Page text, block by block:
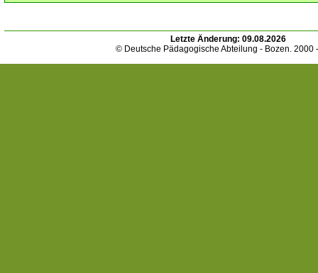
Letzte Änderung: 09.08.2026
© Deutsche Pädagogische Abteilung - Bozen. 2000